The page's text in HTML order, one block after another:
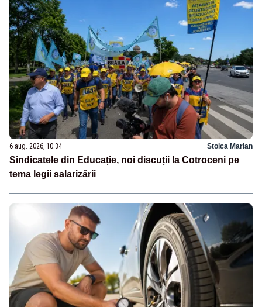
6 aug. 2026, 10:34 Stoica Marian
Sindicatele din Educație, noi discuții la Cotroceni pe
tema legii salarizării